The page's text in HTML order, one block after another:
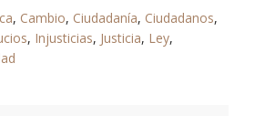
, Cambio, Ciudadanía, Ciudadanos,
, Injusticias, Justicia, Ley,